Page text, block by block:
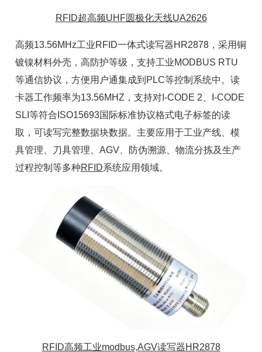
RFID超高频UHF圆极化天线UA2626
高频13.56MHz工业RFID一体式读写器HR2878，采用铜
镀镍材料外壳，高防护等级，支持工业MODBUS RTU
等通信协议，方便用户通集成到PLC等控制系统中。读
卡器工作频率为13.56MHZ，支持对I-CODE 2、I-CODE
SLI等符合ISO15693国际标准协议格式电子标签的读
取，可读写完整数据块数据。主要应用于工业产线、模
具管理、刀具管理、AGV、防伪溯源、物流分拣及生产
过程控制等多种RFID系统应用领域。
RFID高频工业modbus,AGV读写器HR2878